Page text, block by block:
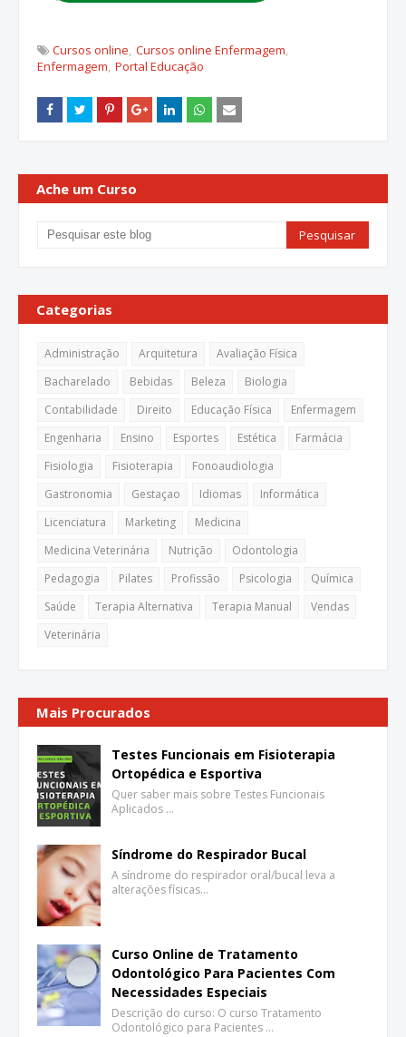
Cursos online Cursos online Enfermagem
Enfermagem Portal Educação
Ache um Curso
Categorias
Administração Arquitetura
Avaliação Física
Bacharelado
Bebidas Beleza
Biologia
Contabilidade
Direito Educação Física
Enfermagem
Engenharia
Ensino Esportes Estética
Farmácia
Fisiologia
Fisioterapia
Fonoaudiologia
Gastronomia
Gestaçao Idiomas
Informática
Licenciatura
Marketing
Medicina
Medicina Veterinária
Nutrição
Odontologia
Pedagogia
Pilates Profissão Psicologia
Química
Saúde
Terapia Alternativa Terapia Manual
Vendas
Veterinária
Mais Procurados
Testes Funcionais em Fisioterapia
Ortopédica e Esportiva
Quer saber mais sobre Testes Funcionais
Aplicados …
Síndrome do Respirador Bucal
A síndrome do respirador oral/bucal leva a
alterações físicas…
Curso Online de Tratamento
Odontológico Para Pacientes Com
Necessidades Especiais
Descrição do curso: O curso Tratamento
Odontológico para Pacientes …